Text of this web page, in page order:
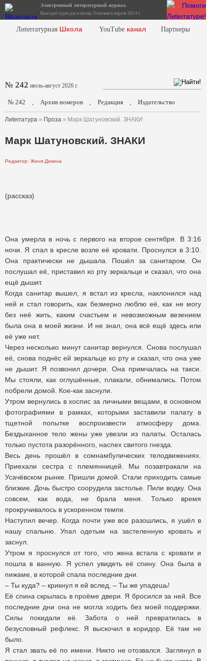
Электронный литературный журнал.
Выходит один раз в месяц. Основан в апреле 2014 г.
Лиterraтурная Школа YouTube канал Партнеры
№ 242 июль-август 2026 г.
№ 242 . Архив номеров . Редакция . Издательство
Лиterraтура » Проза » Марк Шатуновский. ЗНАКИ
Марк Шатуновский. ЗНАКИ
Редактор: Женя Декина
(рассказ)
Она умерла в ночь с первого на второе сентября. В 3:16
ночи. Я спал в кресле возле её кровати. Проснулся в 3:10.
Она практически не дышала. Пошёл за санитаром. Он
послушал её, приставил ко рту зеркальце и сказал, что она
ещё дышит.
Когда санитар вышел, я встал из кресла, наклонился над
ней и стал говорить, как безмерно люблю её, как не могу
без неё жить, каким счастьем и невозможным везением
была она в моей жизни. И не знал, она всё ещё здесь или
её уже нет.
Через несколько минут санитар вернулся. Снова послушал
её, снова поднёс ей зеркальце ко рту и сказал, что она уже
не дышит. Я позвонил дочери. Она примчалась на такси.
Мы стояли, как оглушённые, плакали, обнимались. Потом
побрели домой. Кое-как заснули.
Утром вернулись в хоспис за личными вещами, в основном
фотографиями в рамках, которыми заставили палату в
тщетной попытке воспроизвести атмосферу дома.
Бездыханное тело жены уже увезли из палаты. Осталась
только пустота разорённого, наспех свитого гнезда.
Весь день прошёл в сомнамбулических телодвижениях.
Приехали сестра с племянницей. Мы позавтракали на
Усачёвском рынке. Пришли домой. Стали приходить самые
близкие. Дочь быстро соорудила застолье. Пили водку. Она
совсем, как вода, не брала меня. Только время
прокручивалось в ускоренном темпе.
Наступил вечер. Когда почти уже все разошлись, я ушёл в
нашу спальню. Упал одетым на застеленную кровать и
заснул.
Утром я проснулся от того, что жена встала с кровати и
пошла в ванную. Я успел увидеть её спину. Она была в
пижаме, в которой спала последние дни.
– Ты куда? – крикнул я ей вслед, – Ты же упадешь!
Её спина скрылась в проёме двери. Я бросился за ней. Все
последние дни она не могла ходить без моей поддержки.
Силы покидали её. Забота о ней превратилась в
безусловный рефлекс. Я выскочил в коридор. Её там не
было.
Я стал звать её по имени. Никто не отозвался. Заглянул в